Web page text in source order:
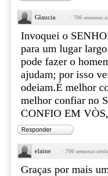
Glaucia · 706 semanas
Invoquei o
para um lugar
pode fazer o
ajudam; por isso
odeiam.É melhor
melhor confiar no
CONFIO EM
Responder
elaine · 706 semanas atrás
Graças por mais